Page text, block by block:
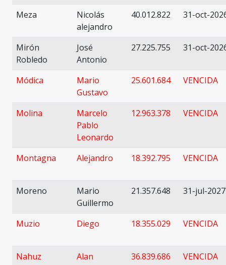
Meza
Nicolás
alejandro
40.012.822 31-oct-
Mirón
Robledo
José
Antonio
27.225.755 31-oct-
Módica
Mario
Gustavo
25.601.684 VENCIDA
Molina
Marcelo
Pablo
Leonardo
12.963.378 VENCIDA
Montagna Alejandro 18.392.795 VENCIDA
Moreno
Mario
Guillermo
21.357.648 31-jul-2027
Muzio Diego 18.355.029 VENCIDA
Nahuz Alan 36.839.686 VENCIDA